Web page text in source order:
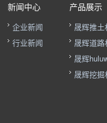
新闻中心
企业新闻
行业新闻
产品展示
晟辉推土
晟辉道
晟辉
晟辉挖掘